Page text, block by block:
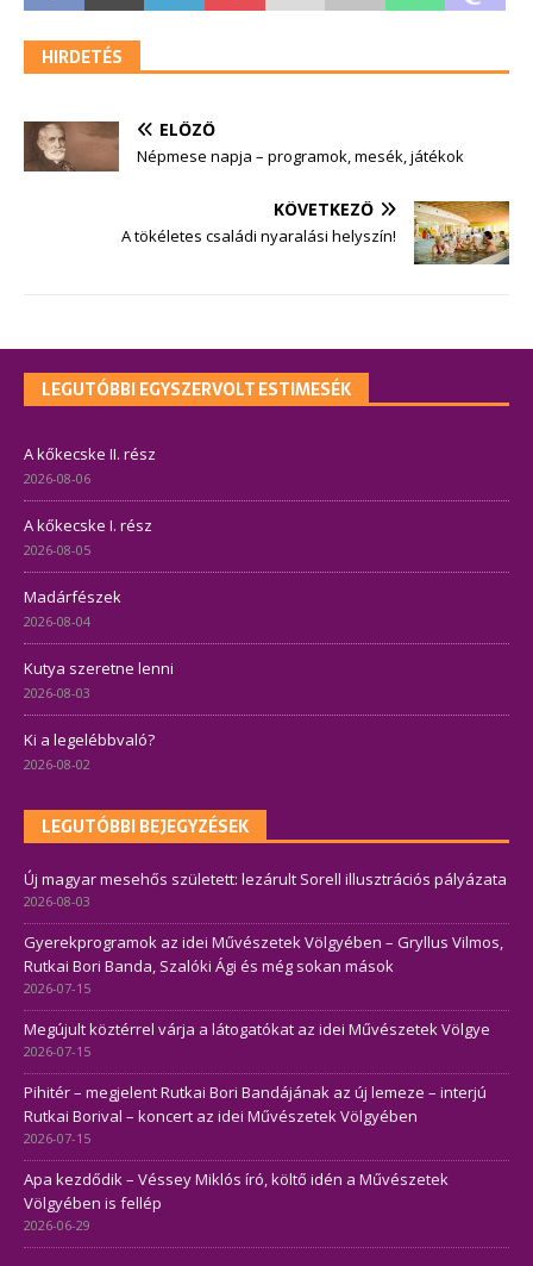
HIRDETÉS
ELŐZŐ
Népmese napja – programok, mesék, játékok
KÖVETKEZŐ
A tökéletes családi nyaralási helyszín!
LEGUTÓBBI EGYSZERVOLT ESTIMESÉK
A kőkecske II. rész
2026-08-06
A kőkecske I. rész
2026-08-05
Madárfészek
2026-08-04
Kutya szeretne lenni
2026-08-03
Ki a legelébbvaló?
2026-08-02
LEGUTÓBBI BEJEGYZÉSEK
Új magyar mesehős született: lezárult Sorell illusztrációs pályázata
2026-08-03
Gyerekprogramok az idei Művészetek Völgyében – Gryllus Vilmos,
Rutkai Bori Banda, Szalóki Ági és még sokan mások
2026-07-15
Megújult köztérrel várja a látogatókat az idei Művészetek Völgye
2026-07-15
Pihitér – megjelent Rutkai Bori Bandájának az új lemeze – interjú
Rutkai Borival – koncert az idei Művészetek Völgyében
2026-07-15
Apa kezdődik – Véssey Miklós író, költő idén a Művészetek
Völgyében is fellép
2026-06-29